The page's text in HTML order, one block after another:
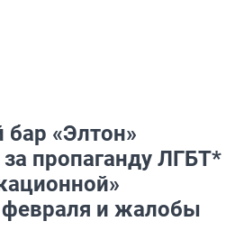
бар «Элтон»
пропаганду ЛГБТ*
февраля и жалобы